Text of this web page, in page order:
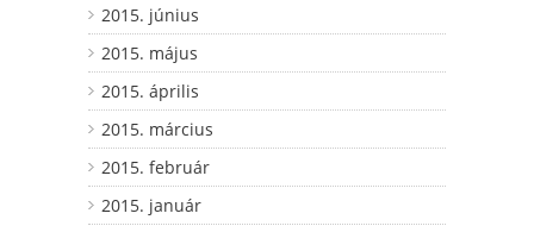
2015. június
2015. május
2015. április
2015. március
2015. február
2015. január